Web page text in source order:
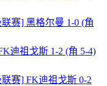
赛] 黑格尔曼 1-0 (角
迪祖戈斯 1-2 (角 5-4)
联赛] FK迪祖戈斯 0-2